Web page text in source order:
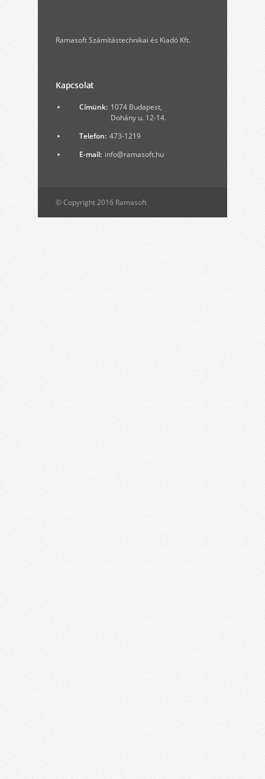
Ramasoft Számítástechnikai és Kiadó Kft.
Kapcsolat
Címünk: 1074 Budapest,
Dohány u. 12-14.
Telefon: 473-1219
E-mail: info@ramasoft.hu
© Copyright 2016 Ramasoft